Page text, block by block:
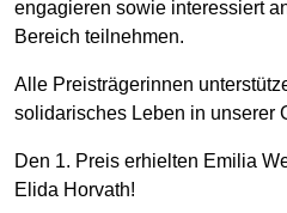
engagieren sowie interessiert
Bereich teilnehmen.
Alle Preisträgerinnen
solidarisches Leben in unserer
Den 1. Preis erhielten Emilia
Elida Horvath!